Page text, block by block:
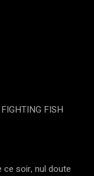
FISH
ce soir, nul doute